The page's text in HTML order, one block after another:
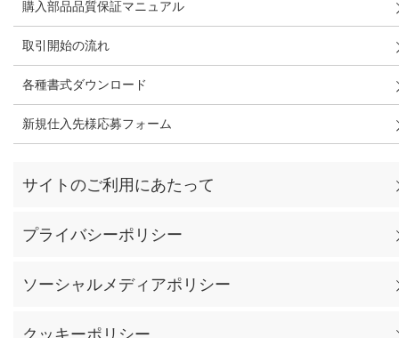
購入部品品質保証マニュアル
取引開始の流れ
各種書式ダウンロード
新規仕入先様応募フォーム
サイトのご利用にあたって
プライバシーポリシー
ソーシャルメディアポリシー
クッキーポリシー